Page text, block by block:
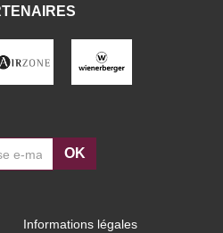
OK
Informations légales